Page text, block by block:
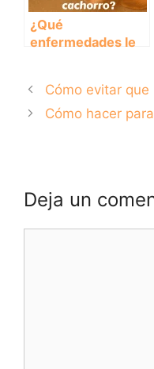
¿Qué
enfermedades le
Cómo evitar
Cómo hacer
Deja un